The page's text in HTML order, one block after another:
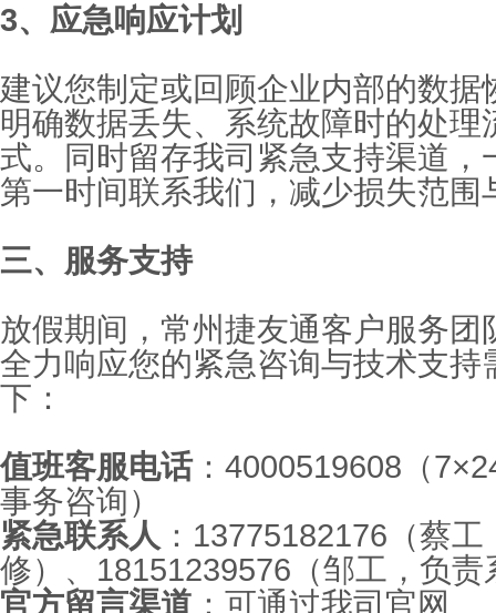
3、应急响应计划
建议您制定或回顾企业内部的数
明确数据丢失、系统故障时的处
式。同时留存我司紧急支持渠道
第一时间联系我们，减少损失范围
三、服务支持
放假期间，常州捷友通客户服务
全力响应您的紧急咨询与技术支持
下：
值班客服电话： 4000519608 （
事务咨询）
紧急联系人 ： 13775182176 （蔡
修）、 18151239576 （邹工，负
官方留言渠道 ：可通过我司官网